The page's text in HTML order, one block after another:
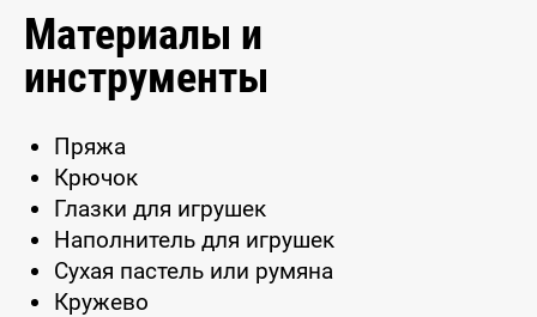
Материалы и
инструменты
Пряжа
Крючок
Глазки для игрушек
Наполнитель для игрушек
Сухая пастель или румяна
Кружево